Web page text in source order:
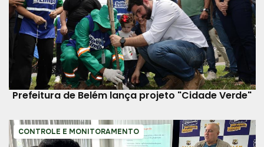
Prefeitura de Belém lança projeto "Cidade Verde"
CONTROLE E MONITORAMENTO